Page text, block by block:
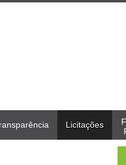
Licitações